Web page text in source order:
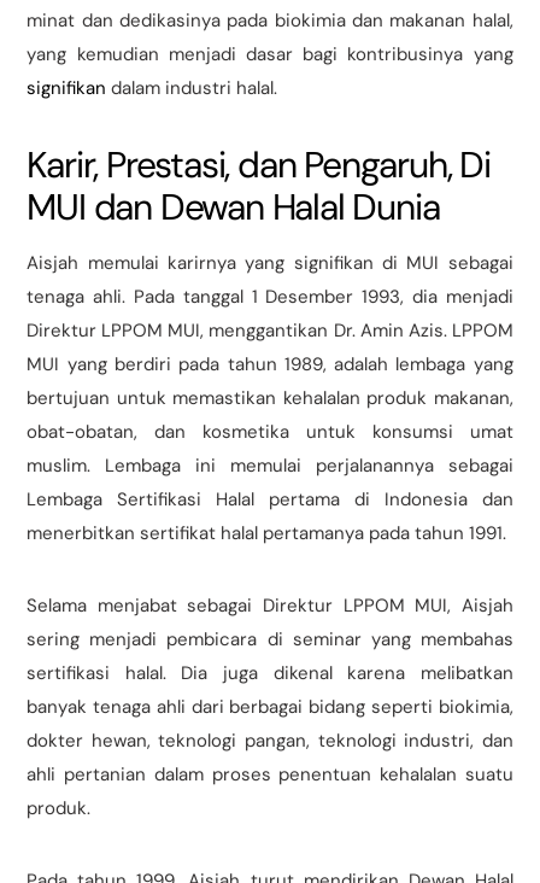
minat dan dedikasinya pada biokimia dan makanan halal,
yang kemudian menjadi dasar bagi kontribusinya yang
signifikandalam industri halal.
Karir, Prestasi, dan Pengaruh, Di
MUI dan Dewan Halal Dunia
Aisjah memulai karirnya yang signifikan di MUI sebagai
tenaga ahli. Pada tanggal 1 Desember 1993, dia menjadi
Direktur LPPOM MUI, menggantikan Dr. Amin Azis. LPPOM
MUI yang berdiri pada tahun 1989, adalah lembaga yang
bertujuan untuk memastikan kehalalan produk makanan,
obat-obatan, dan kosmetika untuk konsumsi umat
muslim. Lembaga ini memulai perjalanannya sebagai
Lembaga Sertifikasi Halal pertama di Indonesia dan
menerbitkan sertifikat halal pertamanya pada tahun 1991.
Selama menjabat sebagai Direktur LPPOM MUI, Aisjah
sering menjadi pembicara di seminar yang membahas
sertifikasi halal. Dia juga dikenal karena melibatkan
banyak tenaga ahli dari berbagai bidang seperti biokimia,
dokter hewan, teknologi pangan, teknologi industri, dan
ahli pertanian dalam proses penentuan kehalalan suatu
produk.